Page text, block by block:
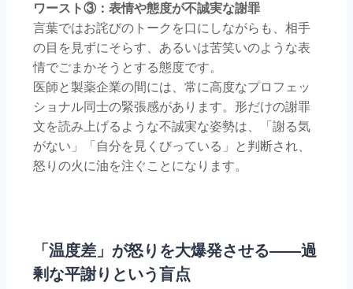
ワースト③：表情や態度が不誠実な謝罪
言葉ではお詫びのトークを口にしながらも、相手
の目を見ずにそらす、あるいは苦笑いのような表
情でごまかそうとする態度です。
医師と製薬企業の間には、常に高度なプロフェッ
ショナル同士の緊張感があります。形だけの謝罪
文を読み上げるような不誠実な姿勢は、「謝る気
がない」「自分を見くびっている」と判断され、
怒りの火に油を注ぐことになります。
「温度差」が怒りを大爆発させる――過
剰な平謝りという盲点